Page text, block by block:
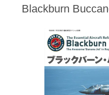
Blackburn